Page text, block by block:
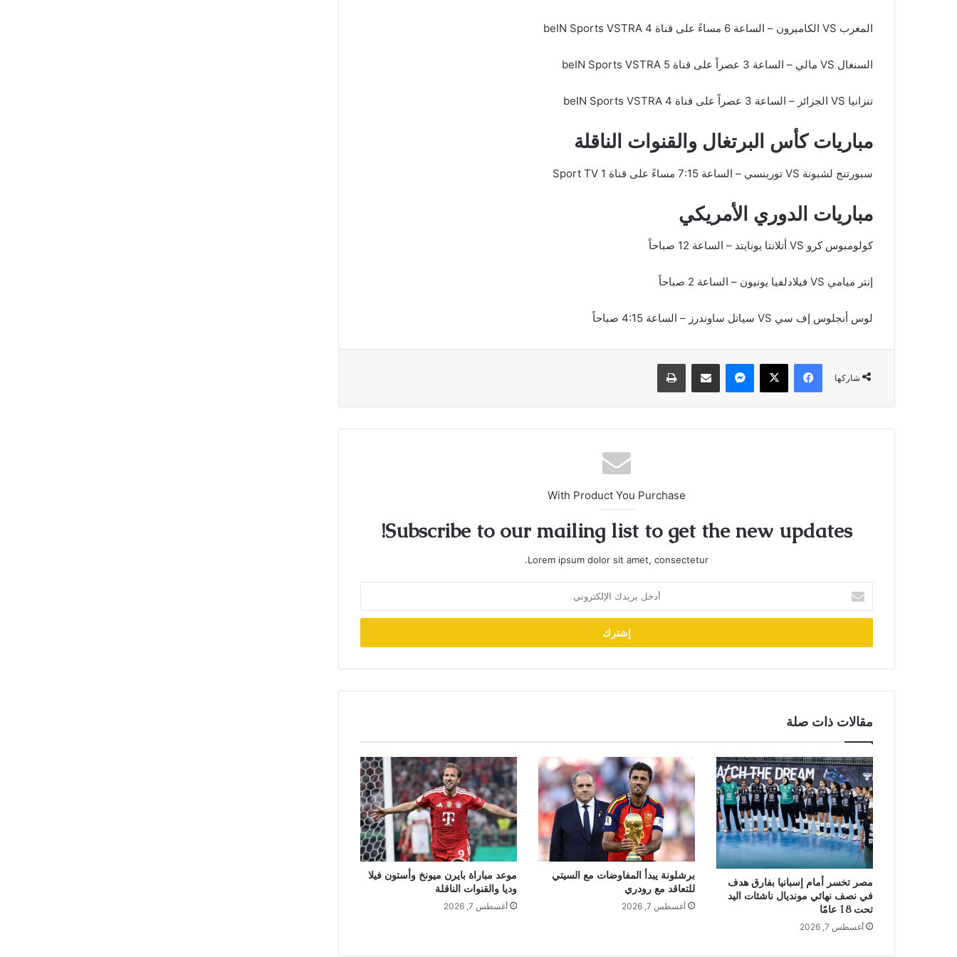
المغرب VS الكاميرون – الساعة 6 مساءً على قناة beIN Sports VSTRA 4
السنغال VS مالي – الساعة 3 عصراً على قناة beIN Sports VSTRA 5
تنزانيا VS الجزائر – الساعة 3 عصراً على قناة beIN Sports VSTRA 4
مباريات كأس البرتغال والقنوات الناقلة
سبورتنج لشبونة VS تورينسي – الساعة 7:15 مساءً على قناة Sport TV 1
مباريات الدوري الأمريكي
كولومبوس كرو VS أتلانتا يونايتد – الساعة 12 صباحاً
إنتر ميامي VS فيلادلفيا يونيون – الساعة 2 صباحاً
لوس أنجلوس إف سي VS سياتل ساوندرز – الساعة 4:15 صباحاً
شاركها
فيسبوك X ماسنجر مشاركة عبر البريد طباعة
With Product You Purchase
Subscribe to our mailing list to get the new updates!
Lorem ipsum dolor sit amet, consectetur.
بريدك
الإلكتروني
مقالات ذات صلة
مصر تخسر أمام إسبانيا بفارق هدف
في نصف نهائي مونديال ناشئات اليد
تحت 18 عامًا
أغسطس 7, 2026
برشلونة يبدأ المفاوضات مع السيتي
للتعاقد مع رودري
أغسطس 7, 2026
موعد مباراة بايرن ميونخ وأستون فيلا
وديا والقنوات الناقلة
أغسطس 7, 2026